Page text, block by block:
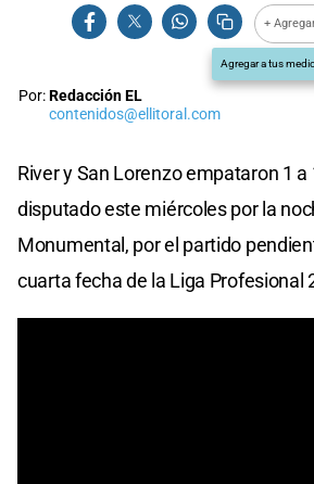
+
Agregar a tus
Por:Redacción EL
contenidos@ellitoral.com
River y San Lorenzo empataron 1 a
disputado este miércoles por la
Monumental, por el partido
cuarta fecha de la Liga Profesional